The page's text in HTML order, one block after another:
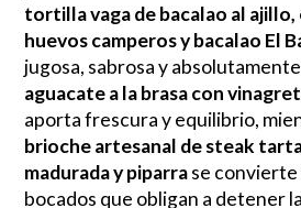
tortilla vaga de bacalao al ajillo,
huevos camperos y bacalao El
jugosa, sabrosa y
aguacate a la brasa con
aporta frescura y equilibrio,
brioche artesanal de steak
madurada y piparrase convierte
bocados que obligan a detener